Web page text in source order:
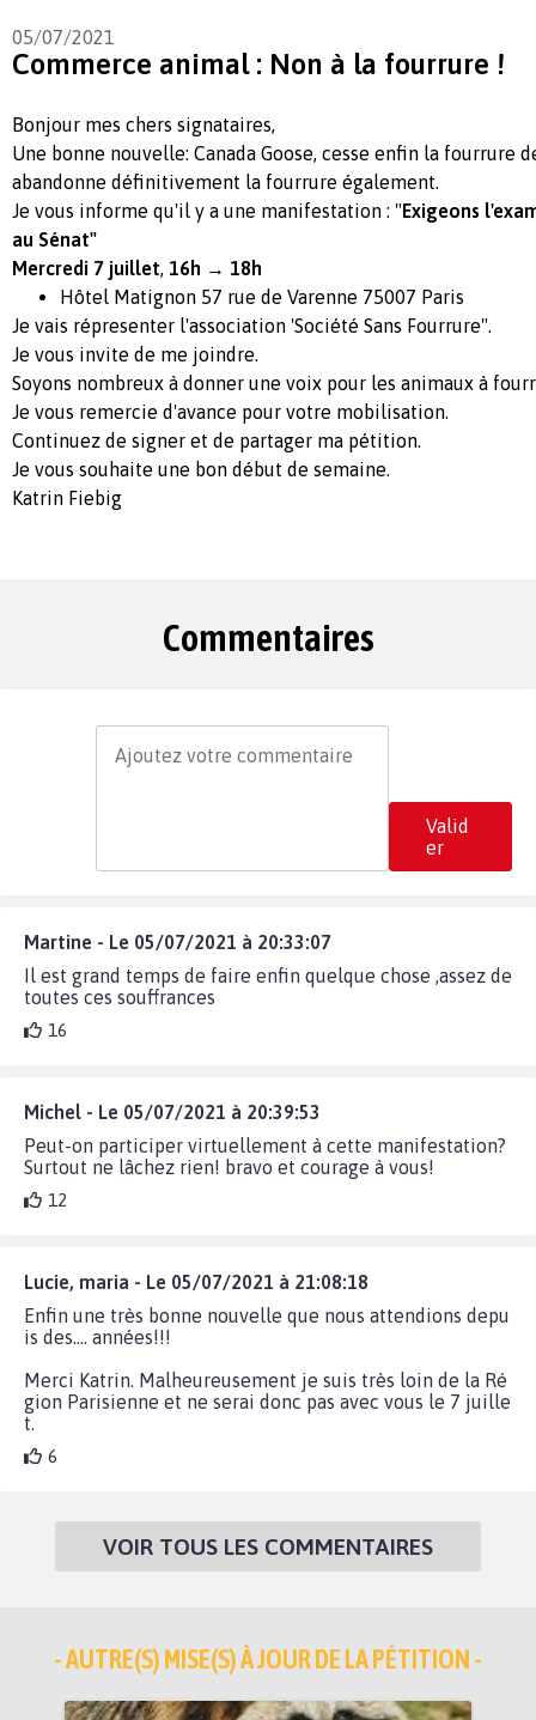
05/07/2021
Commerce animal : Non à la fourrure !
Bonjour mes chers signataires,
Une bonne nouvelle: Canada Goose, cesse enfin la fourrure
abandonne définitivement la fourrure également.
Je vous informe qu'il y a une manifestation : "Exigeons
au Sénat"
Mercredi 7 juillet, 16h → 18h
Hôtel Matignon 57 rue de Varenne 75007 Paris
Je vais répresenter l'association 'Société Sans Fourrure".
Je vous invite de me joindre.
Soyons nombreux à donner une voix pour les animaux à
Je vous remercie d'avance pour votre mobilisation.
Continuez de signer et de partager ma pétition.
Je vous souhaite une bon début de semaine.
Katrin Fiebig
Commentaires
Valid
er
Martine - Le 05/07/2021 à 20:33:07
Il est grand temps de faire enfin quelque chose ,assez de
toutes ces souffrances
16
Michel - Le 05/07/2021 à 20:39:53
Peut-on participer virtuellement à cette manifestation?
Surtout ne lâchez rien! bravo et courage à vous!
12
Lucie, maria - Le 05/07/2021 à 21:08:18
Enfin une très bonne nouvelle que nous attendions depu
is des.... années!!!
Merci Katrin. Malheureusement je suis très loin de la Ré
gion Parisienne et ne serai donc pas avec vous le 7 juille
t.
6
VOIR TOUS LES COMMENTAIRES
- AUTRE(S) MISE(S) À JOUR DE LA PÉTITION -